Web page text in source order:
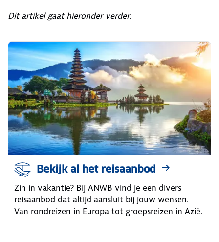
Dit artikel gaat hieronder verder.
Bekijk al het reisaanbod
Zin in vakantie? Bij ANWB vind je een divers
reisaanbod dat altijd aansluit bij jouw wensen.
Van rondreizen in Europa tot groepsreizen in Azië.